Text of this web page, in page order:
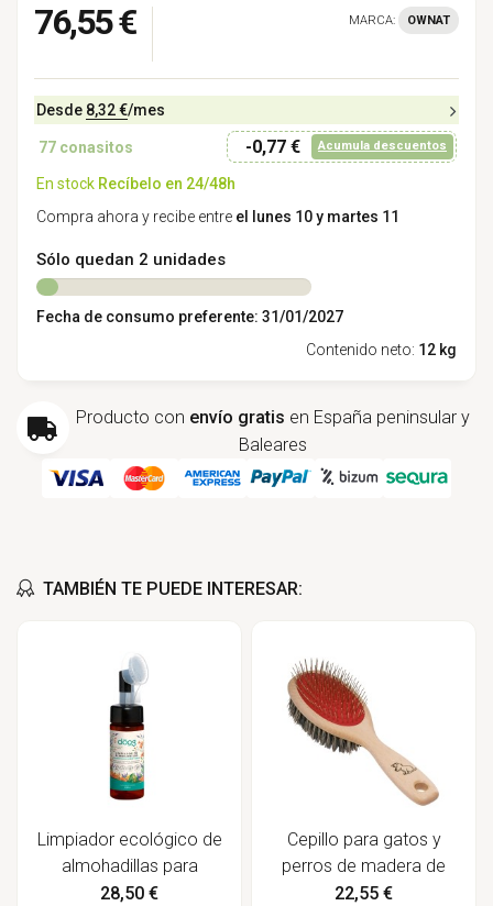
76,55 € MARCA: OWNAT
Desde 8,32 €/mes
77 conasitos -0,77 € Acumula descuentos
En stock Recíbelo en 24/48h
Compra ahora y recibe entre el lunes 10 y martes 11
Sólo quedan 2 unidades
Fecha de consumo preferente: 31/01/2027
Contenido neto: 12 kg
Producto con envío gratis en España peninsular y
Baleares
TAMBIÉN TE PUEDE INTERESAR:
Limpiador ecológico de
almohadillas para
mascotas - The Doog
28,50 €
Cepillo para gatos y
perros de madera de
haya - Redecker
22,55 €